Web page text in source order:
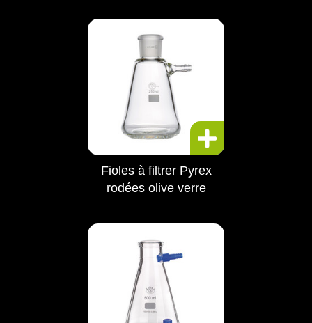
Fioles à filtrer Pyrex
rodées olive verre